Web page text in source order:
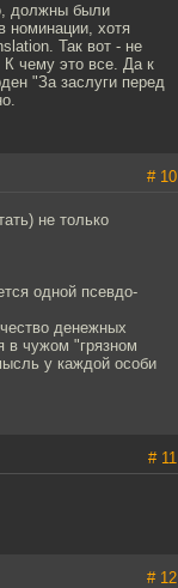
должны были
номинации, хотя
Так вот - не
чему это все. Да к
"За заслуги перед
# 10
не только
одной псевдо-
денежных
в чужом "грязном
у каждой особи
# 11
# 12